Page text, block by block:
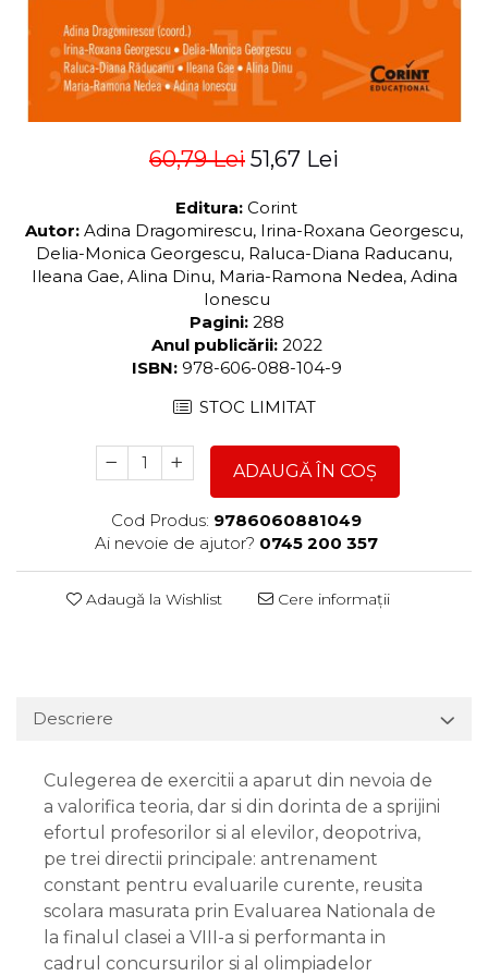
60,79 Lei 51,67 Lei
Editura: Corint
Autor: Adina Dragomirescu, Irina-Roxana Georgescu,
Delia-Monica Georgescu, Raluca-Diana Raducanu,
Ileana Gae, Alina Dinu, Maria-Ramona Nedea, Adina
Ionescu
Pagini: 288
Anul publicării: 2022
ISBN: 978-606-088-104-9
STOC LIMITAT
ADAUGĂ ÎN COȘ
Cod Produs: 9786060881049
Ai nevoie de ajutor? 0745 200 357
Adaugă la Wishlist Cere informații
Descriere
Culegerea de exercitii a aparut din nevoia de
a valorifica teoria, dar si din dorinta de a sprijini
efortul profesorilor si al elevilor, deopotriva,
pe trei directii principale: antrenament
constant pentru evaluarile curente, reusita
scolara masurata prin Evaluarea Nationala de
la finalul clasei a VIII-a si performanta in
cadrul concursurilor si al olimpiadelor